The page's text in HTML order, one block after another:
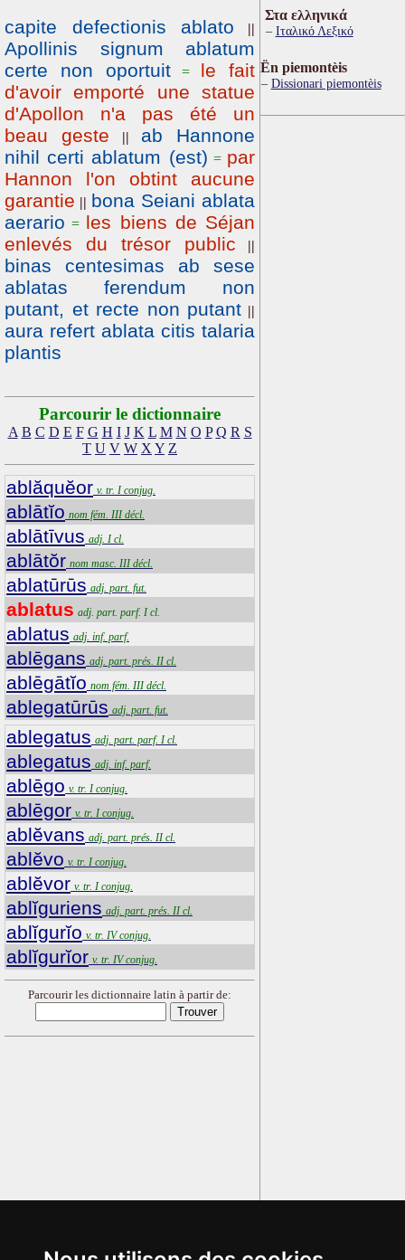
capite defectionis ablato ||
Apollinis signum ablatum
certe non oportuit = le fait
d'avoir emporté une statue
d'Apollon n'a pas été un
beau geste
||
ab Hannone
nihil certi ablatum (est) = par
Hannon l'on obtint aucune
garantie || bona Seiani ablata
aerario = les biens de Séjan
enlevés du trésor public
||
binas centesimas ab sese
ablatas ferendum non
putant, et recte non putant ||
aura refert ablata citis talaria
plantis
Parcourir le dictionnaire
A B C D E F G H I J K L M N O P Q R S
T U V W X Y Z
ablăquĕor v. tr. I conjug.
ablātĭo nom fém. III décl.
ablātīvus adj. I cl.
ablātŏr nom masc. III décl.
ablatūrūs adj. part. fut.
ablatus adj. part. parf. I cl.
ablatus adj. inf. parf.
ablēgans adj. part. prés. II cl.
ablēgātĭo nom fém. III décl.
ablegatūrūs adj. part. fut.
ablegatus adj. part. parf. I cl.
ablegatus adj. inf. parf.
ablēgo v. tr. I conjug.
ablēgor v. tr. I conjug.
ablĕvans adj. part. prés. II cl.
ablĕvo v. tr. I conjug.
ablĕvor v. tr. I conjug.
ablĭguriens adj. part. prés. II cl.
ablĭgurĭo v. tr. IV conjug.
ablĭgurĭor v. tr. IV conjug.
Parcourir les dictionnaire latin à partir de:
Στα ελληνικά
Ιταλικό Λεξικό
Ën piemontèis
Dissionari piemontèis